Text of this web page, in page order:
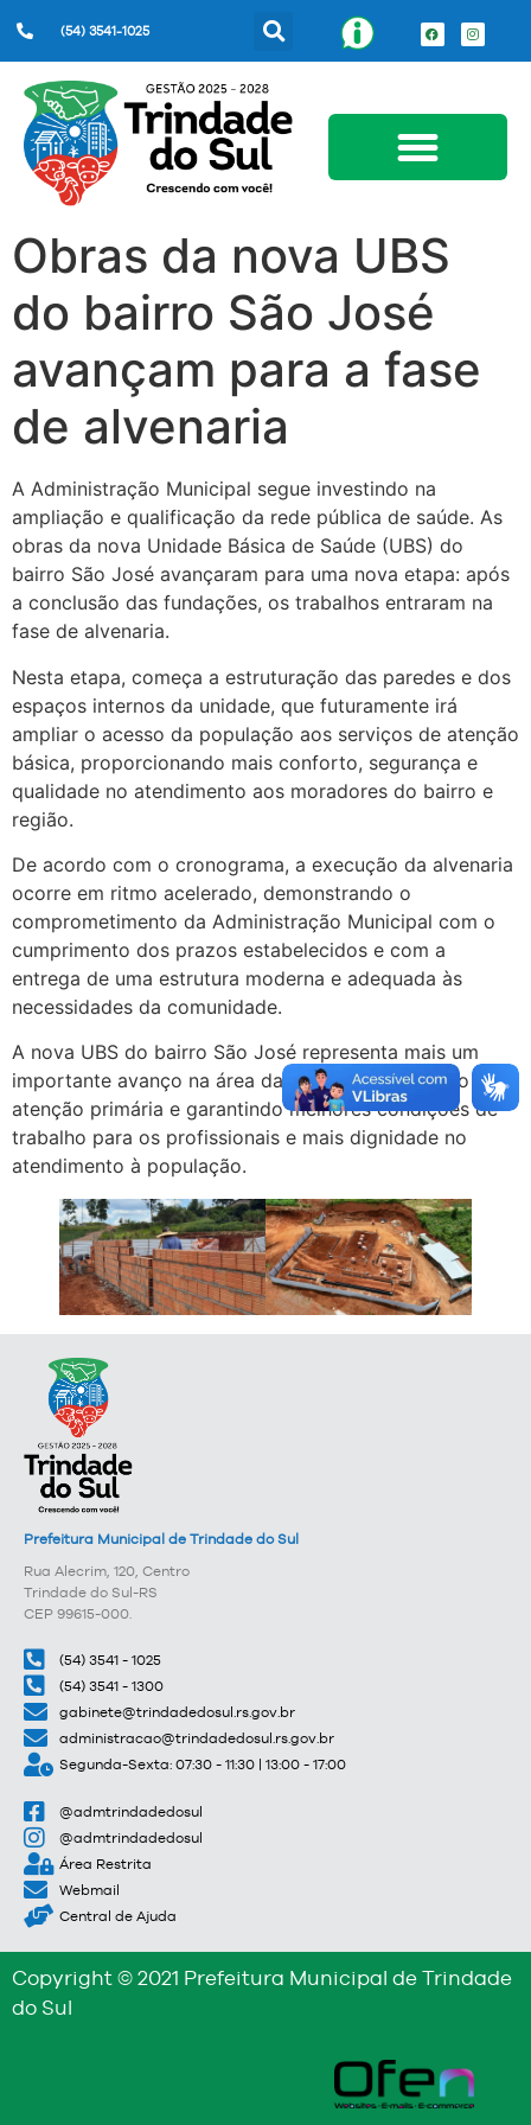
(54) 3541-1025
Obras da nova UBS
do bairro São José
avançam para a fase
de alvenaria
A Administração Municipal segue investindo na
ampliação e qualificação da rede pública de saúde. As
obras da nova Unidade Básica de Saúde (UBS) do
bairro São José avançaram para uma nova etapa: após
a conclusão das fundações, os trabalhos entraram na
fase de alvenaria.
Nesta etapa, começa a estruturação das paredes e dos
espaços internos da unidade, que futuramente irá
ampliar o acesso da população aos serviços de atenção
básica, proporcionando mais conforto, segurança e
qualidade no atendimento aos moradores do bairro e
região.
De acordo com o cronograma, a execução da alvenaria
ocorre em ritmo acelerado, demonstrando o
comprometimento da Administração Municipal com o
cumprimento dos prazos estabelecidos e com a
entrega de uma estrutura moderna e adequada às
necessidades da comunidade.
A nova UBS do bairro São José representa mais um
importante avanço na área da saúde, fortalecendo a
atenção primária e garantindo melhores condições de
trabalho para os profissionais e mais dignidade no
atendimento à população.
Prefeitura Municipal de Trindade do Sul
Rua Alecrim, 120, Centro
Trindade do Sul-RS
CEP 99615-000.
(54) 3541 - 1025
(54) 3541 - 1300
gabinete@trindadedosul.rs.gov.br
administracao@trindadedosul.rs.gov.br
Segunda-Sexta: 07:30 - 11:30 | 13:00 - 17:00
@admtrindadedosul
@admtrindadedosul
Área Restrita
Webmail
Central de Ajuda
Copyright © 2021 Prefeitura Municipal de Trindade
do Sul